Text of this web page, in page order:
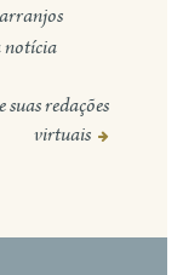
notícia
redações
virtuais